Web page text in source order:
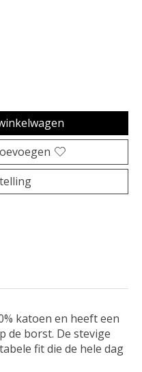
katoen en heeft een
de borst. De stevige
fit die de hele dag